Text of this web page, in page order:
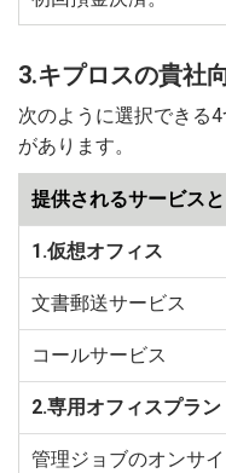
3.キプロスの貴社
次のように選択できる
があります。
提供されるサービス
1.仮想オフィス
文書郵送サービス
コールサービス
2.専用オフィスプラン
管理ジョブのオンサ